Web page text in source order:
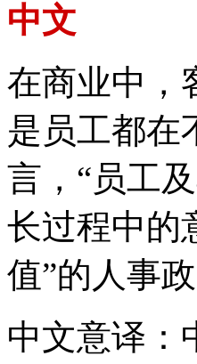
中文
在商业中，
是员工都在
言，“员工
长过程中的
值”的人事
中文意译：